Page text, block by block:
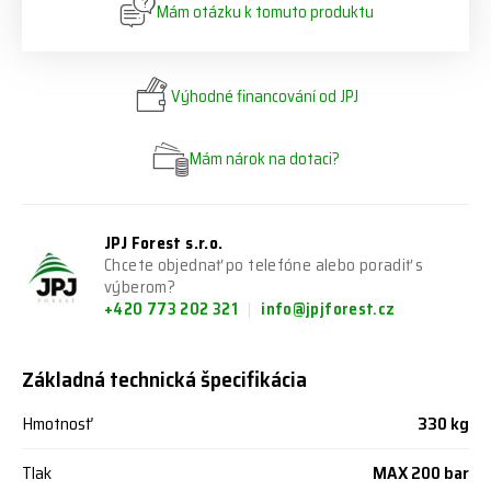
Mám otázku k tomuto produktu
Výhodné financování od JPJ
Mám nárok na dotaci?
JPJ Forest s.r.o.
Chcete objednať po telefóne alebo poradiť s
výberom?
+420 773 202 321
info@jpjforest.cz
Základná technická špecifikácia
Hmotnosť
330 kg
Tlak
MAX 200 bar